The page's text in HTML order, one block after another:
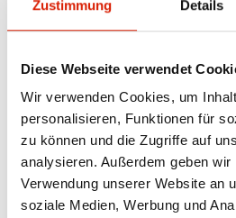
Zustimmung Details
Diese Webseite verwendet
Wir verwenden Cookies, um
personalisieren, Funktionen für
zu können und die Zugriffe auf
analysieren. Außerdem geben
Verwendung unserer Website an
soziale Medien, Werbung und
Origine